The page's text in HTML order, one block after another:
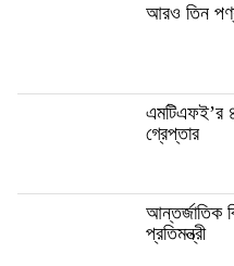
আরও তিন
এমটিএফই’র
গ্রেপ্তার
আন্তর্জাতিক
প্রতিমন্ত্রী